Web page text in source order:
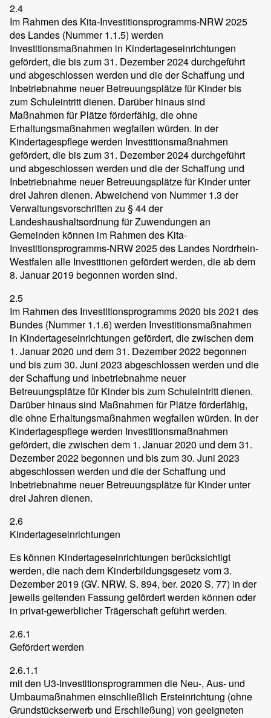
2.4
Im Rahmen des Kita-Investitionsprogramms-NRW 2025
des Landes (Nummer 1.1.5) werden
Investitionsmaßnahmen in Kindertageseinrichtungen
gefördert, die bis zum 31. Dezember 2024 durchgeführt
und abgeschlossen werden und die der Schaffung und
Inbetriebnahme neuer Betreuungsplätze für Kinder bis
zum Schuleintritt dienen. Darüber hinaus sind
Maßnahmen für Plätze förderfähig, die ohne
Erhaltungsmaßnahmen wegfallen würden. In der
Kindertagespflege werden Investitionsmaßnahmen
gefördert, die bis zum 31. Dezember 2024 durchgeführt
und abgeschlossen werden und die der Schaffung und
Inbetriebnahme neuer Betreuungsplätze für Kinder unter
drei Jahren dienen. Abweichend von Nummer 1.3 der
Verwaltungsvorschriften zu § 44 der
Landeshaushaltsordnung für Zuwendungen an
Gemeinden können im Rahmen des Kita-
Investitionsprogramms-NRW 2025 des Landes Nordrhein-
Westfalen alle Investitionen gefördert werden, die ab dem
8. Januar 2019 begonnen worden sind.
2.5
Im Rahmen des Investitionsprogramms 2020 bis 2021 des
Bundes (Nummer 1.1.6) werden Investitionsmaßnahmen
in Kindertageseinrichtungen gefördert, die zwischen dem
1. Januar 2020 und dem 31. Dezember 2022 begonnen
und bis zum 30. Juni 2023 abgeschlossen werden und die
der Schaffung und Inbetriebnahme neuer
Betreuungsplätze für Kinder bis zum Schuleintritt dienen.
Darüber hinaus sind Maßnahmen für Plätze förderfähig,
die ohne Erhaltungsmaßnahmen wegfallen würden. In der
Kindertagespflege werden Investitionsmaßnahmen
gefördert, die zwischen dem 1. Januar 2020 und dem 31.
Dezember 2022 begonnen und bis zum 30. Juni 2023
abgeschlossen werden und die der Schaffung und
Inbetriebnahme neuer Betreuungsplätze für Kinder unter
drei Jahren dienen.
2.6
Kindertageseinrichtungen
Es können Kindertageseinrichtungen berücksichtigt
werden, die nach dem Kinderbildungsgesetz vom 3.
Dezember 2019 (GV. NRW. S. 894, ber. 2020 S. 77) in der
jeweils geltenden Fassung gefördert werden können oder
in privat-gewerblicher Trägerschaft geführt werden.
2.6.1
Gefördert werden
2.6.1.1
mit den U3-Investitionsprogrammen die Neu-, Aus- und
Umbaumaßnahmen einschließlich Ersteinrichtung (ohne
Grundstückserwerb und Erschließung) von geeigneten